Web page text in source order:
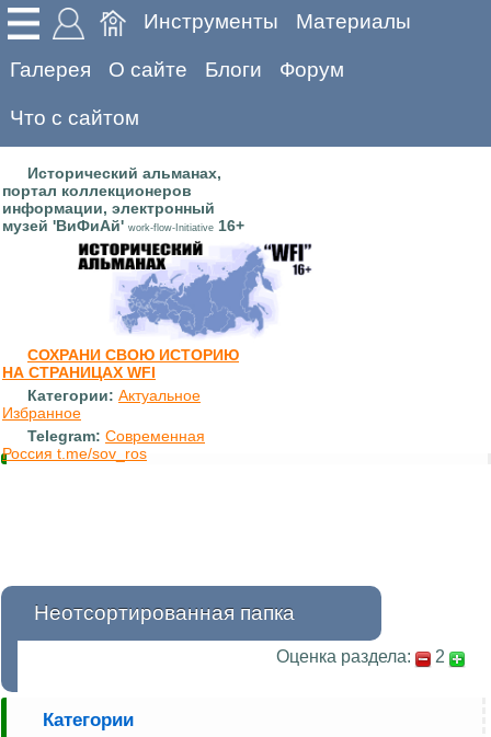
Инструменты Материалы
Галерея О сайте Блоги Форум
Что с сайтом
Исторический альманах,
портал коллекционеров
информации, электронный
музей 'ВиФиАй' work-flow-Initiative 16+
СОХРАНИ СВОЮ ИСТОРИЮ
НА СТРАНИЦАХ WFI
Категории: Актуальное
Избранное
Telegram: Современная
Россия t.me/sov_ros
Неотсортированная папка
Оценка раздела: 2
Категории